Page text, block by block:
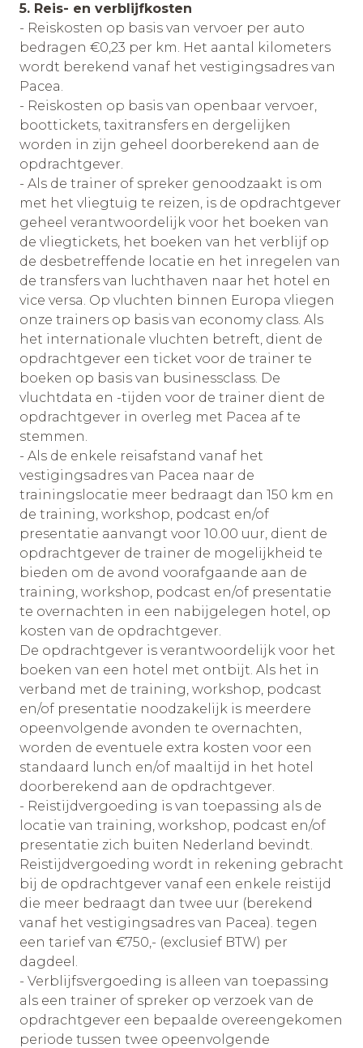
5. Reis- en verblijfkosten
- Reiskosten op basis van vervoer per auto
bedragen €0,23 per km. Het aantal kilometers
wordt berekend vanaf het vestigingsadres van
Pacea.
- Reiskosten op basis van openbaar vervoer,
boottickets, taxitransfers en dergelijken
worden in zijn geheel doorberekend aan de
opdrachtgever.
- Als de trainer of spreker genoodzaakt is om
met het vliegtuig te reizen, is de opdrachtgever
geheel verantwoordelijk voor het boeken van
de vliegtickets, het boeken van het verblijf op
de desbetreffende locatie en het inregelen van
de transfers van luchthaven naar het hotel en
vice versa. Op vluchten binnen Europa vliegen
onze trainers op basis van economy class. Als
het internationale vluchten betreft, dient de
opdrachtgever een ticket voor de trainer te
boeken op basis van businessclass. De
vluchtdata en -tijden voor de trainer dient de
opdrachtgever in overleg met Pacea af te
stemmen.
- Als de enkele reisafstand vanaf het
vestigingsadres van Pacea naar de
trainingslocatie meer bedraagt dan 150 km en
de training, workshop, podcast en/of
presentatie aanvangt voor 10.00 uur, dient de
opdrachtgever de trainer de mogelijkheid te
bieden om de avond voorafgaande aan de
training, workshop, podcast en/of presentatie
te overnachten in een nabijgelegen hotel, op
kosten van de opdrachtgever.
De opdrachtgever is verantwoordelijk voor het
boeken van een hotel met ontbijt. Als het in
verband met de training, workshop, podcast
en/of presentatie noodzakelijk is meerdere
opeenvolgende avonden te overnachten,
worden de eventuele extra kosten voor een
standaard lunch en/of maaltijd in het hotel
doorberekend aan de opdrachtgever.
- Reistijdvergoeding is van toepassing als de
locatie van training, workshop, podcast en/of
presentatie zich buiten Nederland bevindt.
Reistijdvergoeding wordt in rekening gebracht
bij de opdrachtgever vanaf een enkele reistijd
die meer bedraagt dan twee uur (berekend
vanaf het vestigingsadres van Pacea). tegen
een tarief van €750,- (exclusief BTW) per
dagdeel.
- Verblijfsvergoeding is alleen van toepassing
als een trainer of spreker op verzoek van de
opdrachtgever een bepaalde overeengekomen
periode tussen twee opeenvolgende